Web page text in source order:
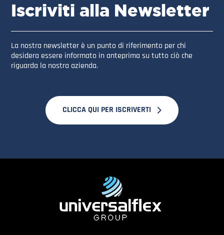
Iscriviti alla Newsletter
La nostra newsletter è un punto di riferimento per chi
desidera essere informato in anteprima su tutto ciò che
riguarda la nostra azienda.
CLICCA QUI PER ISCRIVERTI